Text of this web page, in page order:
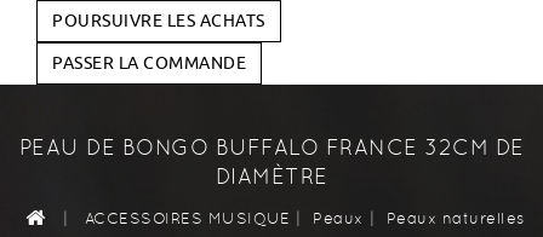
POURSUIVRE LES ACHATS
PASSER LA COMMANDE
PEAU DE BONGO BUFFALO FRANCE 32CM DE
DIAMÈTRE
| ACCESSOIRES MUSIQUE | Peaux | Peaux naturelles